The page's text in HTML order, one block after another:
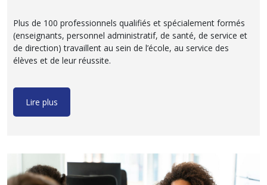
Plus de 100 professionnels qualifiés et spécialement formés
(enseignants, personnel administratif, de santé, de service et
de direction) travaillent au sein de l’école, au service des
élèves et de leur réussite.
Lire plus